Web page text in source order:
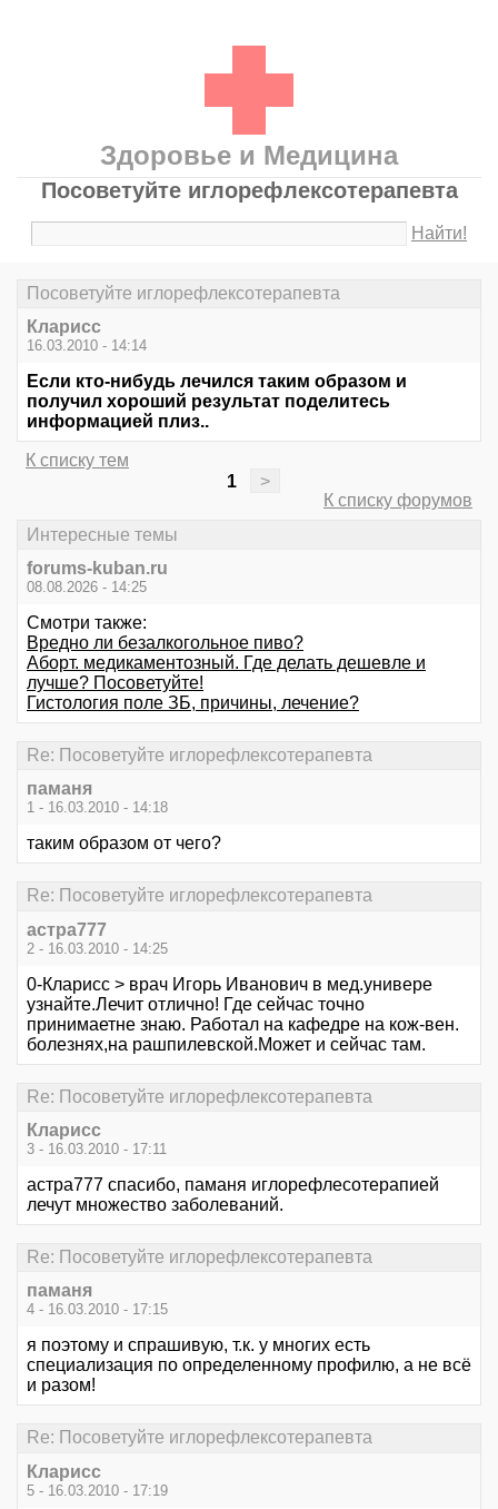
Здоровье и Медицина
Посоветуйте иглорефлексотерапевта
Найти!
Посоветуйте иглорефлексотерапевта
Кларисс
16.03.2010 - 14:14
Если кто-нибудь лечился таким образом и
получил хороший результат поделитесь
информацией плиз..
К списку тем
1
>
К списку форумов
Интересные темы
forums-kuban.ru
08.08.2026 - 14:25
Смотри также:
Вредно ли безалкогольное пиво?
Аборт. медикаментозный. Где делать дешевле и
лучше? Посоветуйте!
Гистология поле ЗБ, причины, лечение?
Re: Посоветуйте иглорефлексотерапевта
паманя
1 - 16.03.2010 - 14:18
таким образом от чего?
Re: Посоветуйте иглорефлексотерапевта
астра777
2 - 16.03.2010 - 14:25
0-Кларисс > врач Игорь Иванович в мед.универе
узнайте.Лечит отлично! Где сейчас точно
принимаетне знаю. Работал на кафедре на кож-вен.
болезнях,на рашпилевской.Может и сейчас там.
Re: Посоветуйте иглорефлексотерапевта
Кларисс
3 - 16.03.2010 - 17:11
астра777 спасибо, паманя иглорефлесотерапией
лечут множество заболеваний.
Re: Посоветуйте иглорефлексотерапевта
паманя
4 - 16.03.2010 - 17:15
я поэтому и спрашивую, т.к. у многих есть
специализация по определенному профилю, а не всё
и разом!
Re: Посоветуйте иглорефлексотерапевта
Кларисс
5 - 16.03.2010 - 17:19